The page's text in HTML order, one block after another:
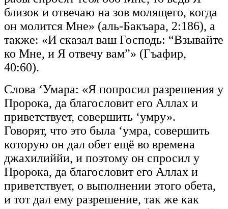
близок и отвечаю на зов молящего, когда
он молится Мне» (аль-Бакъара, 2:186), а
также: «И сказал ваш Господь: “Взывайте
ко Мне, и Я отвечу вам”» (Гъафир,
40:60).
Слова ‘Умара: «Я попросил разрешения у
Пророка, да благословит его Аллах и
приветствует, совершить ‘умру».
Говорят, что это была ‘умра, совершить
которую он дал обет ещё во времена
джахилиййи, и поэтому он спросил у
Пророка, да благословит его Аллах и
приветствует, о выполнении этого обета,
и тот дал ему разрешение, так же как